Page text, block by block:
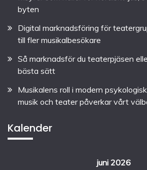
byten
Digital marknadsföring för
till fler musikalbesökare
Så marknadsför du teaterpjäsen
bästa sätt
Musikalens roll i modern
musik och teater påverkar vårt
Kalender
juni 2026